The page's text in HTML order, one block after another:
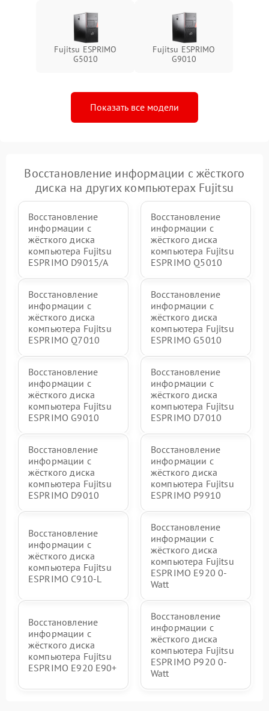
Fujitsu ESPRIMO
G5010
Fujitsu ESPRIMO
G9010
Показать все модели
Восстановление информации с жёсткого
диска на других компьютерах Fujitsu
Восстановление
информации с
жёсткого диска
компьютера Fujitsu
ESPRIMO D9015/A
Восстановление
информации с
жёсткого диска
компьютера Fujitsu
ESPRIMO Q5010
Восстановление
информации с
жёсткого диска
компьютера Fujitsu
ESPRIMO Q7010
Восстановление
информации с
жёсткого диска
компьютера Fujitsu
ESPRIMO G5010
Восстановление
информации с
жёсткого диска
компьютера Fujitsu
ESPRIMO G9010
Восстановление
информации с
жёсткого диска
компьютера Fujitsu
ESPRIMO D7010
Восстановление
информации с
жёсткого диска
компьютера Fujitsu
ESPRIMO D9010
Восстановление
информации с
жёсткого диска
компьютера Fujitsu
ESPRIMO P9910
Восстановление
информации с
жёсткого диска
компьютера Fujitsu
ESPRIMO C910-L
Восстановление
информации с
жёсткого диска
компьютера Fujitsu
ESPRIMO E920 0-
Watt
Восстановление
информации с
жёсткого диска
компьютера Fujitsu
ESPRIMO E920 E90+
Восстановление
информации с
жёсткого диска
компьютера Fujitsu
ESPRIMO P920 0-
Watt